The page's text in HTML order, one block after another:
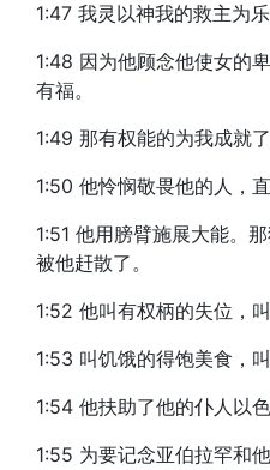
1:47 我灵以神我的救主为乐
1:48 因为他顾念他使女的
有福。
1:49 那有权能的为我成就
1:50 他怜悯敬畏他的人，直
1:51 他用膀臂施展大能。
被他赶散了。
1:52 他叫有权柄的失位，叫
1:53 叫饥饿的得饱美食，
1:54 他扶助了他的仆人以色
1:55 为要记念亚伯拉罕和